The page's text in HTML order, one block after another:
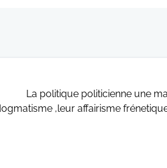
La politique politicienne une
,leur affairisme